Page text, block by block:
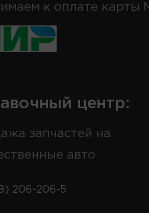
к оплате карты
центр:
запчастей на
авто
206-206-5